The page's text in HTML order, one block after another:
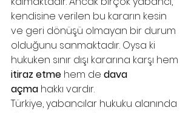
kendisine verilen bu kararın kesin
ve geri dönüşü olmayan bir durum
olduğunu sanmaktadır. Oysa ki
hukuken sınır dışı kararına karşı hem
itiraz etme hem de dava
açma hakkı vardır.
Türkiye, yabancılar hukuku alanında